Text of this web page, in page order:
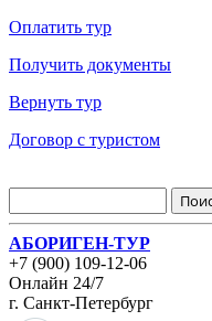
Оплатить тур
Получить документы
Вернуть тур
Договор с туристом
АБОРИГЕН-ТУР
+7 (900) 109-12-06
Онлайн 24/7
г. Санкт-Петербург